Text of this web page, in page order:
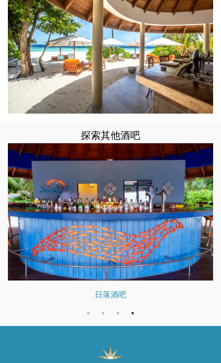
探索其他酒吧
日落酒吧